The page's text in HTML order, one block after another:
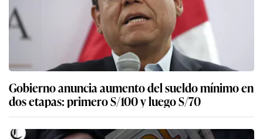
Gobierno anuncia aumento del sueldo mínimo en
dos etapas: primero S/100 y luego S/70